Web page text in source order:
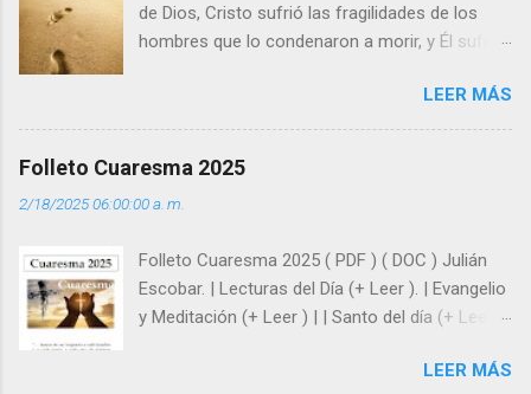
de Dios, Cristo sufrió las fragilidades de los
hombres que lo condenaron a morir, y Él sufrió
enseña Jesucristo? Que, si seguimos sus
huellas, sin ser superhombres, podemos
afrontar las adversidades con la fuerza y la luz
siempre está pendiente de nosotros. Amar es
y protegidos por nosotros. “ Señor, soy un
árbol sin frutos, pero tú me das la savia para
que al menos mis ramas y hojas den sombra
super hombre? - ¿Superas tu fragilidad con la
LEER MÁS
Folleto Cuaresma 2025
2/18/2025 06:00:00 a. m.
Folleto Cuaresma 2025 ( PDF ) ( DOC ) Julián
Escobar. | Lecturas del Día (+ Leer ). | Evangelio
y Meditación (+ Leer ) | | Santo del día (+ Leer )
LEER MÁS